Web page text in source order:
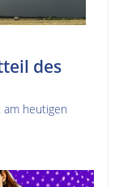
des
heutigen